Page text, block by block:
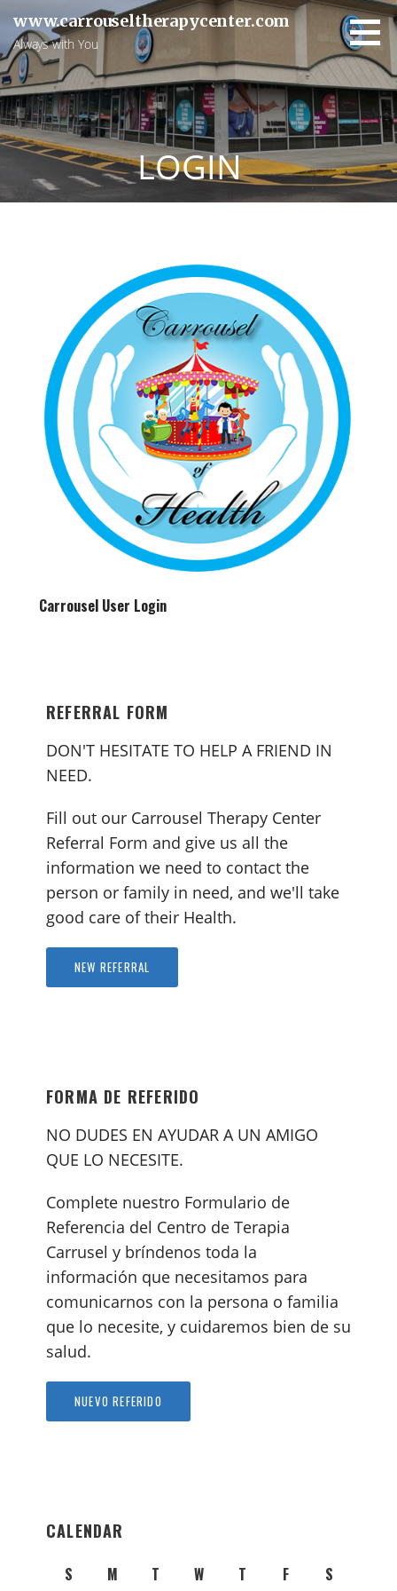
content
www.carrouseltherapycenter.com
Always with You
LOGIN
Carrousel User Login
REFERRAL FORM
DON'T HESITATE TO HELP A FRIEND IN
NEED.
Fill out our Carrousel Therapy Center
Referral Form and give us all the
information we need to contact the
person or family in need, and we'll take
good care of their Health.
NEW REFERRAL
FORMA DE REFERIDO
NO DUDES EN AYUDAR A UN AMIGO
QUE LO NECESITE.
Complete nuestro Formulario de
Referencia del Centro de Terapia
Carrusel y bríndenos toda la
información que necesitamos para
comunicarnos con la persona o familia
que lo necesite, y cuidaremos bien de su
salud.
NUEVO REFERIDO
CALENDAR
S M T W T F S